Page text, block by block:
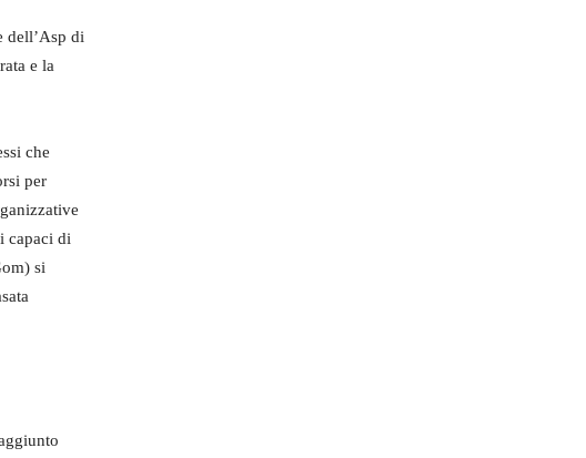
dell’Asp di
e la
che
per
capaci di
si